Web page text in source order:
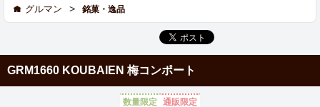
グルマン > 銘菓・逸品
GRM1660 KOUBAIEN 梅コンポート
数量限定 通販限定